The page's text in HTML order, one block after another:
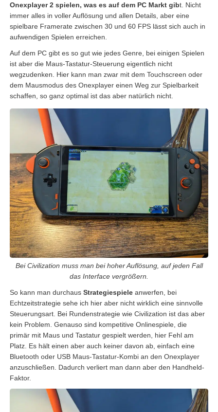
Onexplayer 2 spielen, was es auf dem PC Markt gibt. Nicht
immer alles in voller Auflösung und allen Details, aber eine
spielbare Framerate zwischen 30 und 60 FPS lässt sich auch in
aufwendigen Spielen erreichen.
Auf dem PC gibt es so gut wie jedes Genre, bei einigen Spielen
ist aber die Maus-Tastatur-Steuerung eigentlich nicht
wegzudenken. Hier kann man zwar mit dem Touchscreen oder
dem Mausmodus des Onexplayer einen Weg zur Spielbarkeit
schaffen, so ganz optimal ist das aber natürlich nicht.
Bei Civilization muss man bei hoher Auflösung, auf jeden Fall
das Interface vergrößern.
So kann man durchaus Strategiespiele anwerfen, bei
Echtzeitstrategie sehe ich hier aber nicht wirklich eine sinnvolle
Steuerungsart. Bei Rundenstrategie wie Civilization ist das aber
kein Problem. Genauso sind kompetitive Onlinespiele, die
primär mit Maus und Tastatur gespielt werden, hier Fehl am
Platz. Es hält einen aber auch keiner davon ab, einfach eine
Bluetooth oder USB Maus-Tastatur-Kombi an den Onexplayer
anzuschließen. Dadurch verliert man dann aber den Handheld-
Faktor.